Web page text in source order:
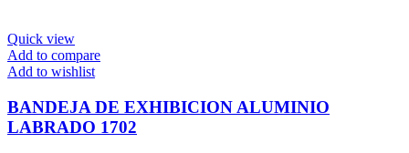
Quick view
Add to compare
Add to wishlist
BANDEJA DE EXHIBICION ALUMINIO
LABRADO 1702